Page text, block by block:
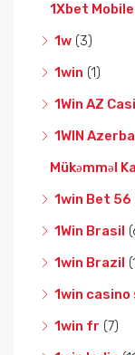
1Xbet
1w (3)
1win (1)
1Win AZ
1WIN
Mükəmməl
1win Bet 56
1Win Brasil
1win Brazil
1win casino
1win fr (7)